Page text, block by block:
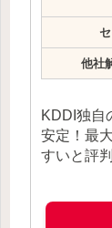
他社
KDDI独自
安定！最
すいと評